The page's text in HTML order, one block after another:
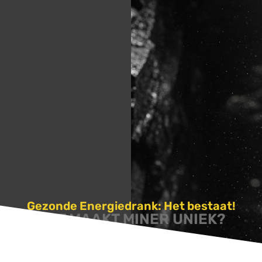
Gezonde Energiedrank: Het bestaat!
WAT MAAKT MINER UNIEK?
natuurlijke samenstelling bestaande uit: Guaraná, Ribose en